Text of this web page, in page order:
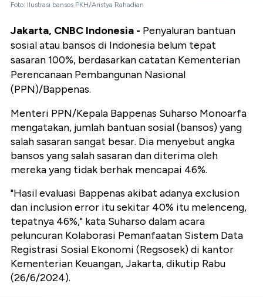
Foto: Ilustrasi bansos PKH/Aristya Rahadian
Jakarta, CNBC Indonesia - Penyaluran bantuan
sosial atau bansos di Indonesia belum tepat
sasaran 100%, berdasarkan catatan Kementerian
Perencanaan Pembangunan Nasional
(PPN)/Bappenas.
Menteri PPN/Kepala Bappenas Suharso Monoarfa
mengatakan, jumlah bantuan sosial (bansos) yang
salah sasaran sangat besar. Dia menyebut angka
bansos yang salah sasaran dan diterima oleh
mereka yang tidak berhak mencapai 46%.
"Hasil evaluasi Bappenas akibat adanya exclusion
dan inclusion error itu sekitar 40% itu melenceng,
tepatnya 46%," kata Suharso dalam acara
peluncuran Kolaborasi Pemanfaatan Sistem Data
Registrasi Sosial Ekonomi (Regsosek) di kantor
Kementerian Keuangan, Jakarta, dikutip Rabu
(26/6/2024).